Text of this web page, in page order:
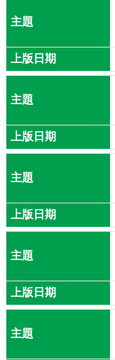
站
資
開
宣
告
隱
私
宣
告
資
安
全
策